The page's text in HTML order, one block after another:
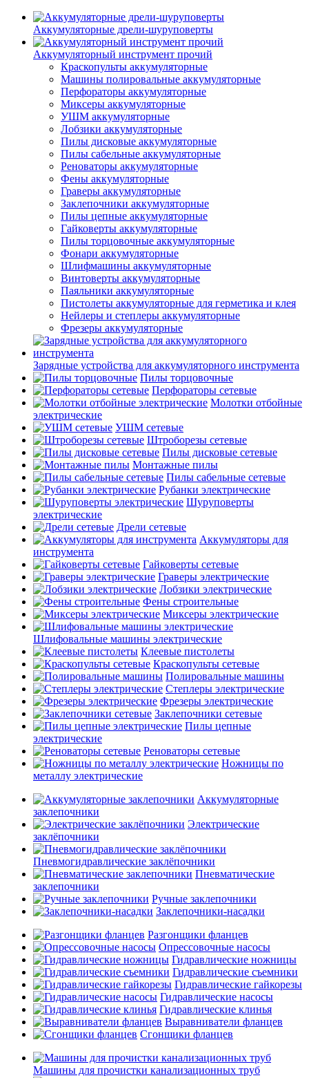
Аккумуляторные дрели-шуруповерты
Аккумуляторный инструмент прочий
Краскопульты аккумуляторные
Машины полировальные аккумуляторные
Перфораторы аккумуляторные
Миксеры аккумуляторные
УШМ аккумуляторные
Лобзики аккумуляторные
Пилы дисковые аккумуляторные
Пилы сабельные аккумуляторные
Реноваторы аккумуляторные
Фены аккумуляторные
Граверы аккумуляторные
Заклепочники аккумуляторные
Пилы цепные аккумуляторные
Гайковерты аккумуляторные
Пилы торцовочные аккумуляторные
Фонари аккумуляторные
Шлифмашины аккумуляторные
Винтоверты аккумуляторные
Паяльники аккумуляторные
Пистолеты аккумуляторные для герметика и клея
Нейлеры и степлеры аккумуляторные
Фрезеры аккумуляторные
Зарядные устройства для аккумуляторного инструмента
Пилы торцовочные
Перфораторы сетевые
Молотки отбойные
электрические
УШМ сетевые
Штроборезы сетевые
Пилы дисковые сетевые
Монтажные пилы
Пилы сабельные сетевые
Рубанки электрические
Шуруповерты
электрические
Дрели сетевые
Аккумуляторы для
инструмента
Гайковерты сетевые
Граверы электрические
Лобзики электрические
Фены строительные
Миксеры электрические
Шлифовальные машины электрические
Клеевые пистолеты
Краскопульты сетевые
Полировальные машины
Степлеры электрические
Фрезеры электрические
Заклепочники сетевые
Пилы цепные
электрические
Реноваторы сетевые
Ножницы по
металлу электрические
Аккумуляторные
заклепочники
Электрические
заклёпочники
Пневмогидравлические заклёпочники
Пневматические
заклепочники
Ручные заклепочники
Заклепочники-насадки
Разгонщики фланцев
Опрессовочные насосы
Гидравлические ножницы
Гидравлические съемники
Гидравлические гайкорезы
Гидравлические насосы
Гидравлические клинья
Выравниватели фланцев
Сгонщики фланцев
Машины для прочистки канализационных труб